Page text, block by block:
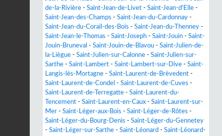
de-la-Rivière - Saint-Jean-de-Livet - Saint-Jean-d'Elle -
Saint-Jean-des-Champs - Saint-Jean-du-Cardonnay -
Saint-Jean-du-Corail-des-Bois - Saint-Jean-du-Thenney -
Saint-Jean-le-Thomas - Saint-Joseph - Saint-Jouin - Saint-
Jouin-Bruneval - Saint-Jouin-de-Blavou - Saint-Julien-de-
la-Liègue - Saint-Julien-sur-Calonne - Saint-Julien-sur-
Sarthe - Saint-Lambert - Saint-Lambert-sur-Dive - Saint-
Langis-lès-Mortagne - Saint-Laurent-de-Brèvedent -
Saint-Laurent-de-Condel - Saint-Laurent-de-Cuves -
Saint-Laurent-de-Terregatte - Saint-Laurent-du-
Tencement - Saint-Laurent-en-Caux - Saint-Laurent-sur-
Mer - Saint-Léger-aux-Bois - Saint-Léger-de-Rôtes -
Saint-Léger-du-Bourg-Denis - Saint-Léger-du-Gennetey
- Saint-Léger-sur-Sarthe - Saint-Léonard - Saint-Léonard-